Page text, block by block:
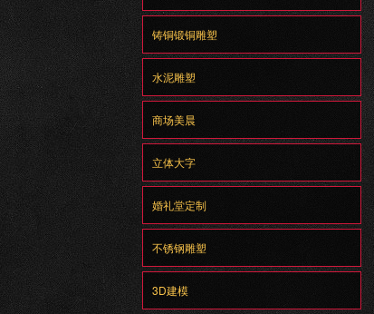
铸铜锻铜雕塑
水泥雕塑
商场美晨
立体大字
婚礼堂定制
不锈钢雕塑
3D建模